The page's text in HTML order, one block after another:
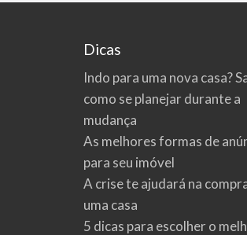
Dicas
Indo para uma nova casa?
como se planejar durante a
mudança
As melhores formas de
para seu imóvel
A crise te ajudará na
uma casa
5 dicas para escolher o